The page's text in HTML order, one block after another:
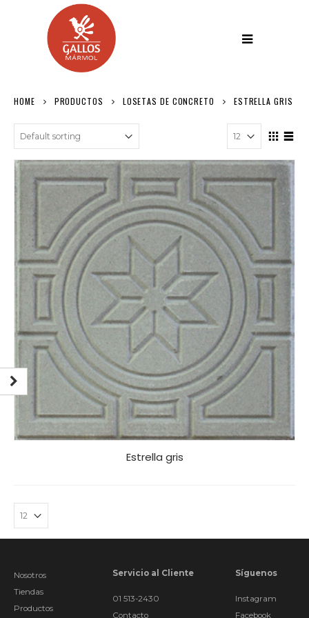
HOME PRODUCTOS LOSETAS DE CONCRETO ESTRELLA GRIS
Estrella gris
Nosotros
Tiendas
Productos
Servicio al Cliente
01 513-2430
Contacto
Síguenos
Instagram
Facebook